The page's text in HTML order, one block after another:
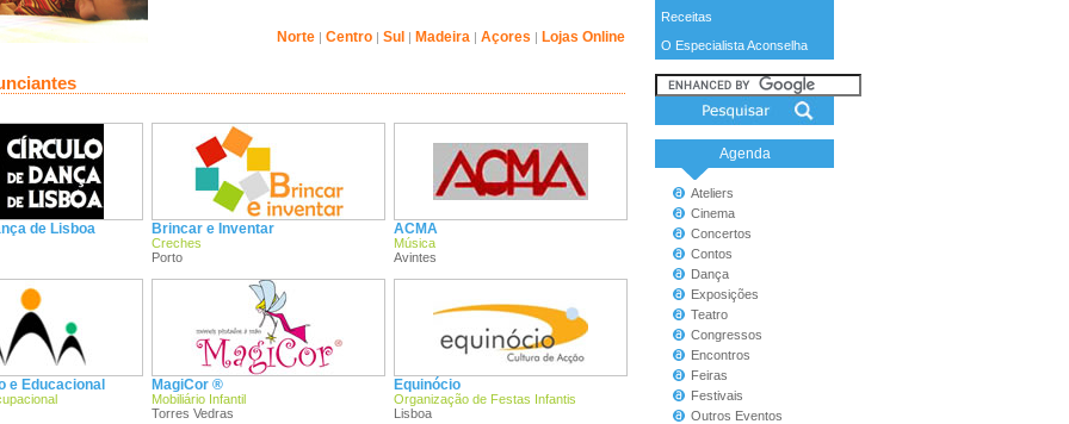
Receitas
O Especialista Aconselha
Agenda
Ateliers
Cinema
Concertos
Contos
Dança
Exposições
Teatro
Congressos
Encontros
Feiras
Festivais
Outros Eventos
Norte | Centro | Sul | Madeira | Açores | Lojas Online
de Lisboa Brincar e Inventar
Creches
Porto
ACMA
Música
Avintes
e Educacional MagiCor ®
Mobiliário Infantil
Torres Vedras
Equinócio
Organização de Festas Infantis
Lisboa